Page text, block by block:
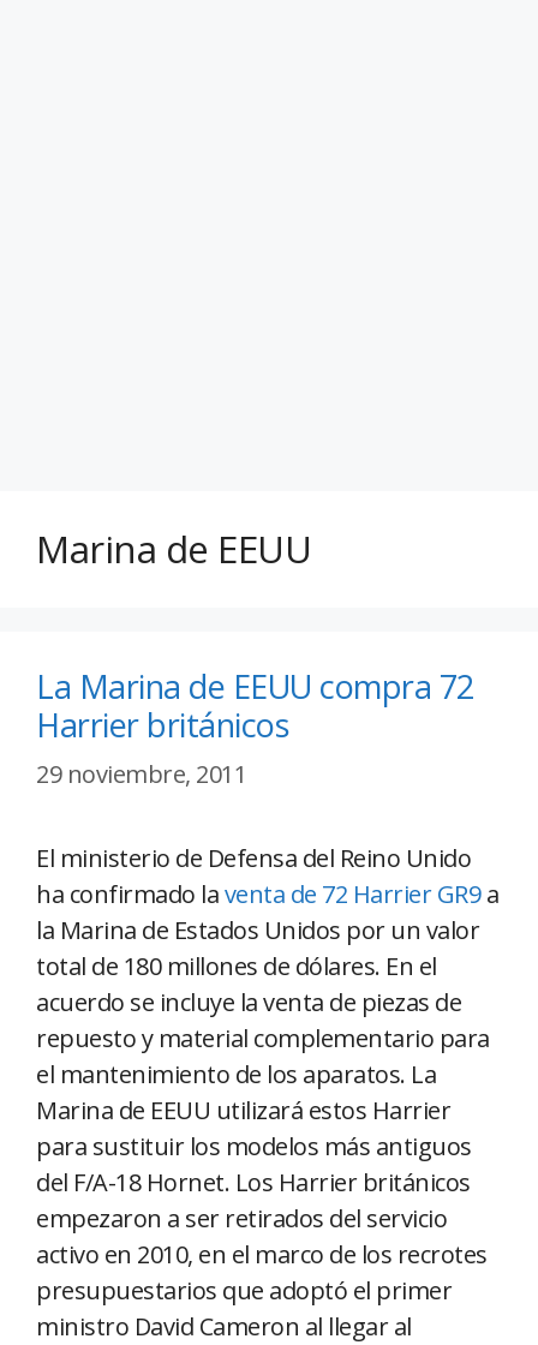
Marina de EEUU
La Marina de EEUU compra 72
Harrier británicos
29 noviembre, 2011
El ministerio de Defensa del Reino Unido
ha confirmado laventa de 72 Harrier GR9a
la Marina de Estados Unidos por un valor
total de 180 millones de dólares. En el
acuerdo se incluye la venta de piezas de
repuesto y material complementario para
el mantenimiento de los aparatos. La
Marina de EEUU utilizará estos Harrier
para sustituir los modelos más antiguos
del F/A-18 Hornet. Los Harrier británicos
empezaron a ser retirados del servicio
activo en 2010, en el marco de los recrotes
presupuestarios que adoptó el primer
ministro David Cameron al llegar al